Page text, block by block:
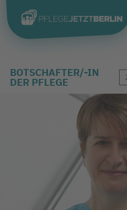
BOTSCHAFTER/-IN
DER PFLEGE